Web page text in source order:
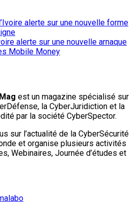
alerte sur une nouvelle arnaque
Mobile Money
est un magazine spécialisé sur
la CyberJuridiction et la
par la société CyberSpector.
sur l’actualité de la CyberSécurité
et organise plusieurs activités
Webinaires, Journée d’études et